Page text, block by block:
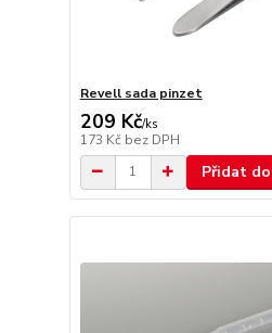
Revell sada pinzet
209 Kč/ks
173 Kč bez DPH
Přidat